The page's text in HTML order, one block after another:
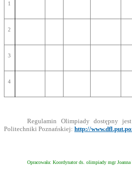
1
2
3
4
Regulamin Olimpiady dostępny
Politechniki Poznańskiej: http://
Opracowała: Koordynator ds. olimpiady mgr Joanna